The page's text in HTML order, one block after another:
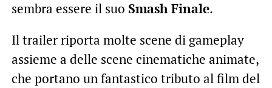
sembra essere il suo Smash Finale.
Il trailer riporta molte scene di gameplay
assieme a delle scene cinematiche animate,
che portano un fantastico tributo al film del